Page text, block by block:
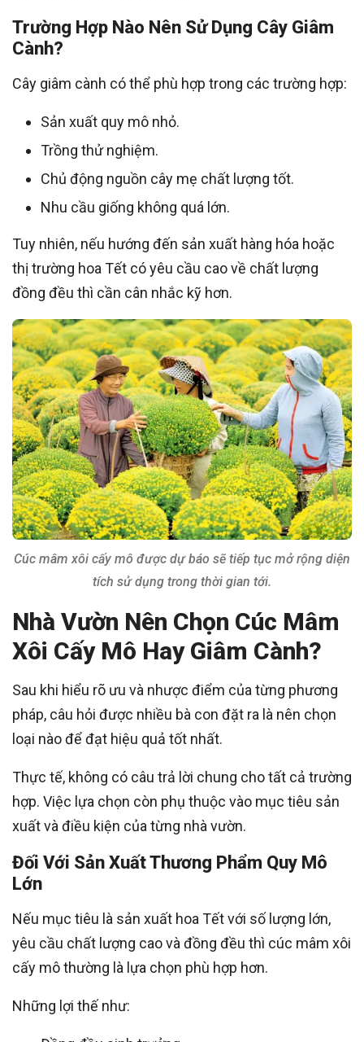
Trường Hợp Nào Nên Sử Dụng Cây Giâm
Cành?
Cây giâm cành có thể phù hợp trong các trường hợp:
Sản xuất quy mô nhỏ.
Trồng thử nghiệm.
Chủ động nguồn cây mẹ chất lượng tốt.
Nhu cầu giống không quá lớn.
Tuy nhiên, nếu hướng đến sản xuất hàng hóa hoặc
thị trường hoa Tết có yêu cầu cao về chất lượng
đồng đều thì cần cân nhắc kỹ hơn.
Cúc mâm xôi cấy mô được dự báo sẽ tiếp tục mở rộng diện
tích sử dụng trong thời gian tới.
Nhà Vườn Nên Chọn Cúc Mâm
Xôi Cấy Mô Hay Giâm Cành?
Sau khi hiểu rõ ưu và nhược điểm của từng phương
pháp, câu hỏi được nhiều bà con đặt ra là nên chọn
loại nào để đạt hiệu quả tốt nhất.
Thực tế, không có câu trả lời chung cho tất cả trường
hợp. Việc lựa chọn còn phụ thuộc vào mục tiêu sản
xuất và điều kiện của từng nhà vườn.
Đối Với Sản Xuất Thương Phẩm Quy Mô
Lớn
Nếu mục tiêu là sản xuất hoa Tết với số lượng lớn,
yêu cầu chất lượng cao và đồng đều thì cúc mâm xôi
cấy mô thường là lựa chọn phù hợp hơn.
Những lợi thế như: